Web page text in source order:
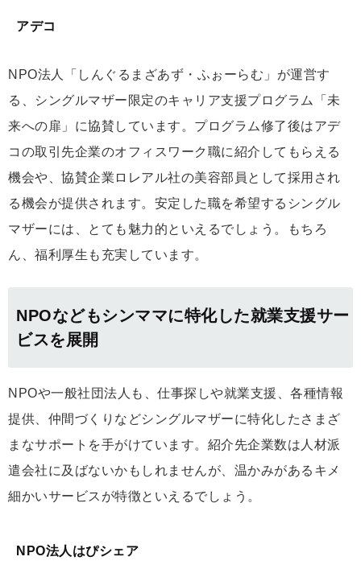
アデコ
NPO法人「しんぐるまざあず・ふぉーらむ」が運営す
る、シングルマザー限定のキャリア支援プログラム「未
来への扉」に協賛しています。プログラム修了後はアデ
コの取引先企業のオフィスワーク職に紹介してもらえる
機会や、協賛企業ロレアル社の美容部員として採用され
る機会が提供されます。安定した職を希望するシングル
マザーには、とても魅力的といえるでしょう。もちろ
ん、福利厚生も充実しています。
NPOなどもシンママに特化した就業支援サー
ビスを展開
NPOや一般社団法人も、仕事探しや就業支援、各種情報
提供、仲間づくりなどシングルマザーに特化したさまざ
まなサポートを手がけています。紹介先企業数は人材派
遣会社に及ばないかもしれませんが、温かみがあるキメ
細かいサービスが特徴といえるでしょう。
NPO法人はぴシェア